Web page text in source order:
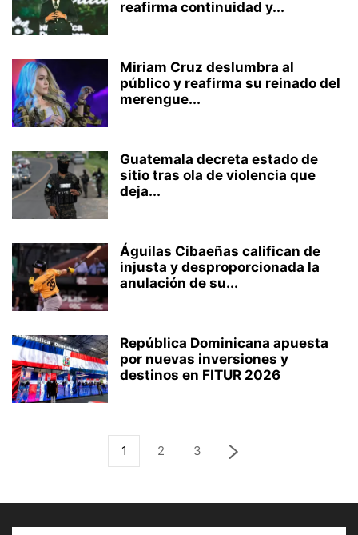
reafirma continuidad y...
Miriam Cruz deslumbra al
público y reafirma su reinado del
merengue...
Guatemala decreta estado de
sitio tras ola de violencia que
deja...
Águilas Cibaeñas califican de
injusta y desproporcionada la
anulación de su...
República Dominicana apuesta
por nuevas inversiones y
destinos en FITUR 2026
1 2 3